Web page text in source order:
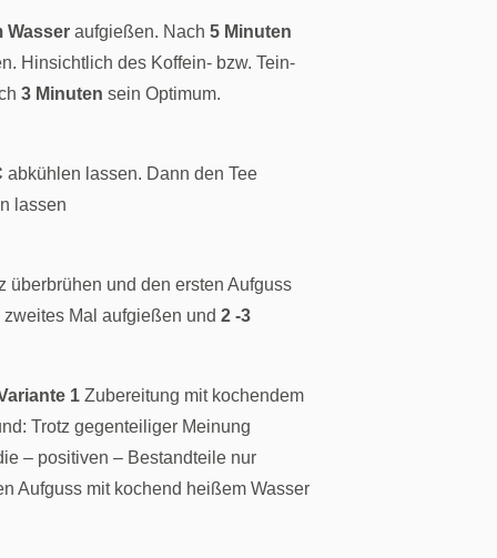
Wasseraufgießen. Nach 5 Minuten
Hinsichtlich des Koffein- bzw. Tein-
3 Minuten sein Optimum.
abkühlen lassen. Dann den Tee
lassen
überbrühen und den ersten Aufguss
Mal aufgießen und 2 -3
1Zubereitung mit kochendem
Trotz gegenteiliger Meinung
– positiven – Bestandteile nur
Aufguss mit kochend heißem Wasser